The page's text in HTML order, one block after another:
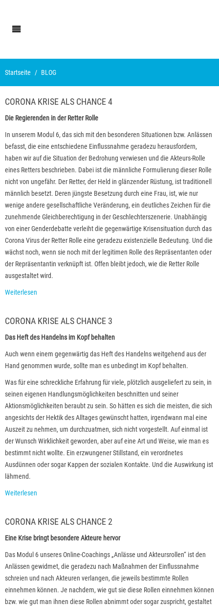
Startseite BLOG
CORONA KRISE ALS CHANCE 4
Die Regierenden in der Retter Rolle
In unserem Modul 6, das sich mit den besonderen Situationen bzw. Anlässen
befasst, die eine entschiedene Einflussnahme geradezu herausfordern,
haben wir auf die Situation der Bedrohung verwiesen und die Akteurs-Rolle
eines Retters beschrieben. Dabei ist die männliche Formulierung dieser Rolle
nicht von ungefähr. Der Retter, der Held in glänzender Rüstung, ist traditionell
männlich besetzt. Deren jüngste Besetzung durch eine Frau, ist, wie nur
wenige andere gesellschaftliche Veränderung, ein deutliches Zeichen für die
zunehmende Gleichberechtigung in der Geschlechterszenerie. Unabhängig
von einer Genderdebatte verleiht die gegenwärtige Krisensituation durch das
Corona Virus der Retter Rolle eine geradezu existenzielle Bedeutung. Und die
wächst noch, wenn sie noch mit der legitimen Rolle des Repräsentanten oder
der Repräsentantin verknüpft ist. Offen bleibt jedoch, wie die Retter Rolle
ausgestaltet wird.
Weiterlesen
CORONA KRISE ALS CHANCE 3
Das Heft des Handelns im Kopf behalten
Auch wenn einem gegenwärtig das Heft des Handelns weitgehend aus der
Hand genommen wurde, sollte man es unbedingt im Kopf behalten.
Was für eine schreckliche Erfahrung für viele, plötzlich ausgeliefert zu sein, in
seinen eigenen Handlungsmöglichkeiten beschnitten und seiner
Aktionsmöglichkeiten beraubt zu sein. So hätten es sich die meisten, die sich
angesichts der Hektik des Alltages gewünscht hatten, irgendwann mal eine
Auszeit zu nehmen, um durchzuatmen, sich nicht vorgestellt. Auf einmal ist
der Wunsch Wirklichkeit geworden, aber auf eine Art und Weise, wie man es
bestimmt nicht wollte. Ein erzwungener Stillstand, ein verordnetes
Ausdünnen oder sogar Kappen der sozialen Kontakte. Und die Auswirkung ist
lähmend.
Weiterlesen
CORONA KRISE ALS CHANCE 2
Eine Krise bringt besondere Akteure hervor
Das Modul 6 unseres Online-Coachings „Anlässe und Akteursrollen“ ist den
Anlässen gewidmet, die geradezu nach Maßnahmen der Einflussnahme
schreien und nach Akteuren verlangen, die jeweils bestimmte Rollen
einnehmen können. Je nachdem, wie gut sie diese Rollen einnehmen können
bzw. wie gut man ihnen diese Rollen abnimmt oder sogar zuspricht, gestaltet